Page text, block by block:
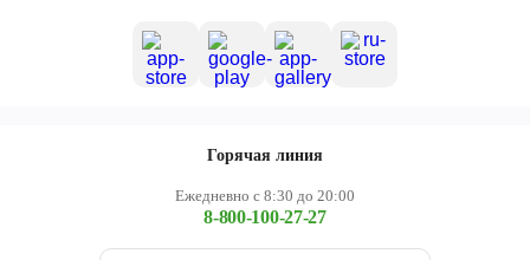
Горячая линия
Ежедневно с 8:30 до 20:00
8-800-100-27-27